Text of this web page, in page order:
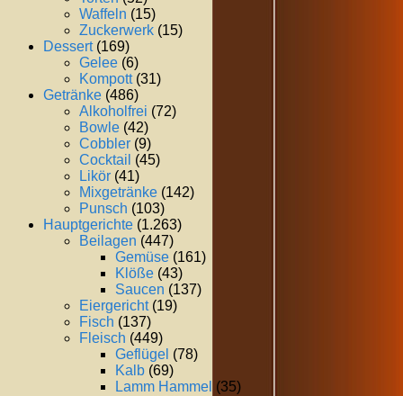
Waffeln (15)
Zuckerwerk (15)
Dessert(169)
Gelee (6)
Kompott(31)
Getränke (486)
Alkoholfrei (72)
Bowle (42)
Cobbler (9)
Cocktail (45)
Likör (41)
Mixgetränke (142)
Punsch (103)
Hauptgerichte (1.263)
Beilagen (447)
Gemüse (161)
Klöße (43)
Saucen (137)
Eiergericht(19)
Fisch (137)
Fleisch (449)
Geflügel (78)
Kalb (69)
Lamm Hammel (35)